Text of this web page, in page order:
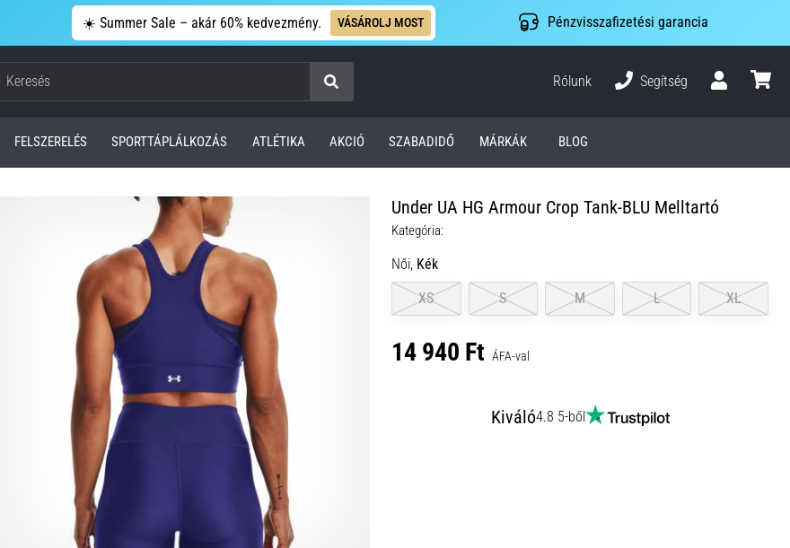
☀️ Summer Sale – akár 60% kedvezmény. VÁSÁROLJ MOST Pénzvisszafizetési garancia
Keresés
Rólunk
Segítség
FELSZERELÉS SPORTTÁPLÁLKOZÁS ATLÉTIKA AKCIÓ SZABADIDŐ MÁRKÁK BLOG
Under UA HG Armour Crop Tank-BLU Melltartó
Kategória:
Női, Kék
XS
S M L XL
14 940 Ft ÁFA-val
Kiváló4.8 5-ből